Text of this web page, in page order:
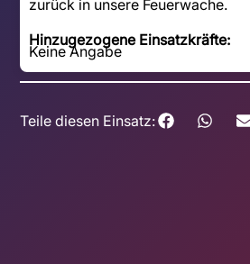
zurück in unsere Feuerwache.
Hinzugezogene Einsatzkräfte:
Keine Angabe
Teile diesen Einsatz: